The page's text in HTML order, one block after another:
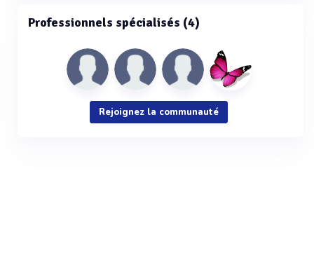
Professionnels spécialisés (4)
Rejoignez la communauté